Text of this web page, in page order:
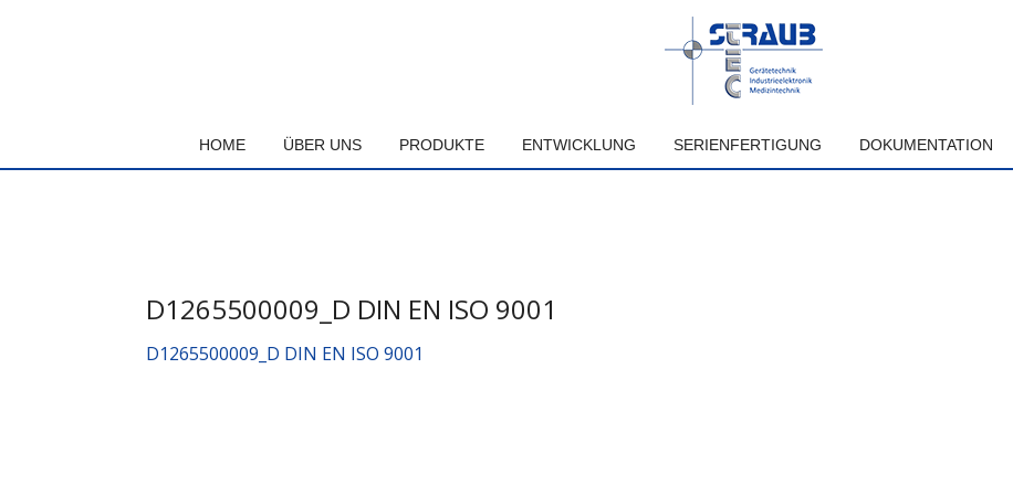
HOME ÜBER UNS PRODUKTE ENTWICKLUNG SERIENFERTIGUNG DOKUMENTATION
D1265500009_D DIN EN ISO 9001
D1265500009_D DIN EN ISO 9001